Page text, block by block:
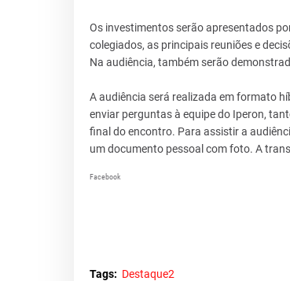
Os investimentos serão apresentados
colegiados, as principais reuniões e
Na audiência, também serão
A audiência será realizada em formato
enviar perguntas à equipe do Iperon,
final do encontro. Para assistir a
um documento pessoal com foto. A
Facebook
Tags: Destaque2